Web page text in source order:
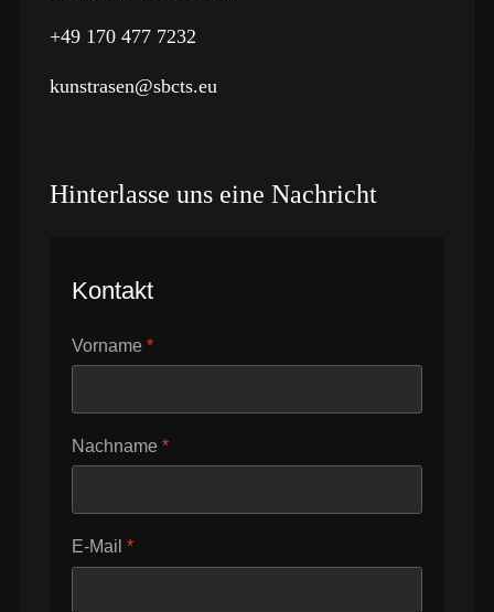
+49 170 477 7232
kunstrasen@sbcts.eu
Hinterlasse uns eine Nachricht
Kontakt
Vorname *
Nachname *
E-Mail *